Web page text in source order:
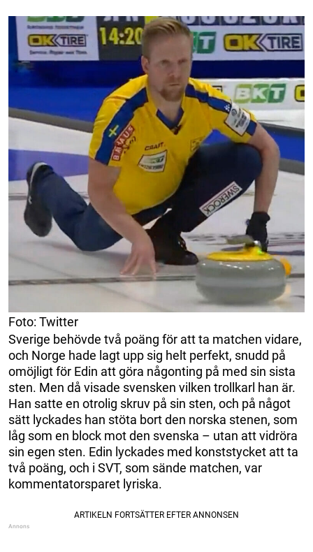
Foto: Twitter
Sverige behövde två poäng för att ta matchen vidare,
och Norge hade lagt upp sig helt perfekt, snudd på
omöjligt för Edin att göra någonting på med sin sista
sten. Men då visade svensken vilken trollkarl han är.
Han satte en otrolig skruv på sin sten, och på något
sätt lyckades han stöta bort den norska stenen, som
låg som en block mot den svenska – utan att vidröra
sin egen sten. Edin lyckades med konststycket att ta
två poäng, och i SVT, som sände matchen, var
kommentatorsparet lyriska.